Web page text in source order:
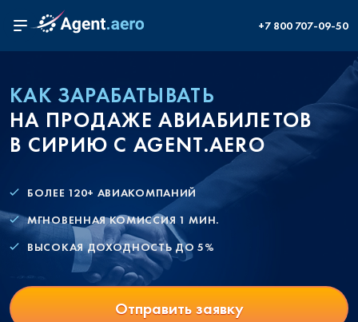
+7 800 707-09-50
КАК ЗАРАБАТЫВАТЬ
НА ПРОДАЖЕ АВИАБИЛЕТОВ
В СИРИЮ С AGENT.AERO
БОЛЕЕ 120+ АВИАКОМПАНИЙ
МГНОВЕННАЯ КОМИССИЯ 1 МИН.
ВЫСОКАЯ ДОХОДНОСТЬ ДО 5%
Отправить заявку